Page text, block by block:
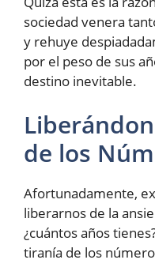
sociedad venera
y rehuye
por el peso de sus
destino inevitable.
de los
Afortunadamente,
liberarnos de la
¿cuántos años
tiranía de los